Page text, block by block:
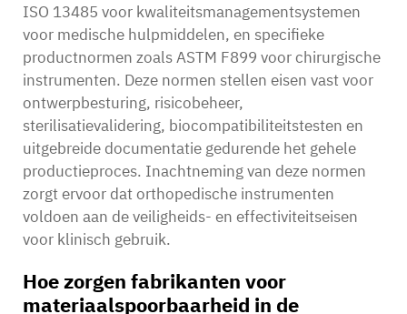
ISO 13485 voor kwaliteitsmanagementsystemen
voor medische hulpmiddelen, en specifieke
productnormen zoals ASTM F899 voor chirurgische
instrumenten. Deze normen stellen eisen vast voor
ontwerpbesturing, risicobeheer,
sterilisatievalidering, biocompatibiliteitstesten en
uitgebreide documentatie gedurende het gehele
productieproces. Inachtneming van deze normen
zorgt ervoor dat orthopedische instrumenten
voldoen aan de veiligheids- en effectiviteitseisen
voor klinisch gebruik.
Hoe zorgen fabrikanten voor
materiaalspoorbaarheid in de